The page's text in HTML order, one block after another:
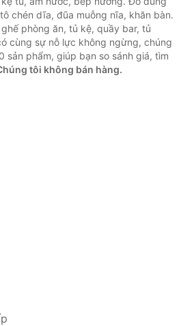
chén dĩa, đũa muỗng nĩa, khăn bàn.
phòng ăn, tủ kệ, quầy bar, tủ
cùng sự nỗ lực không ngừng, chúng
sản phẩm, giúp bạn so sánh giá, tìm
tôi không bán hàng.